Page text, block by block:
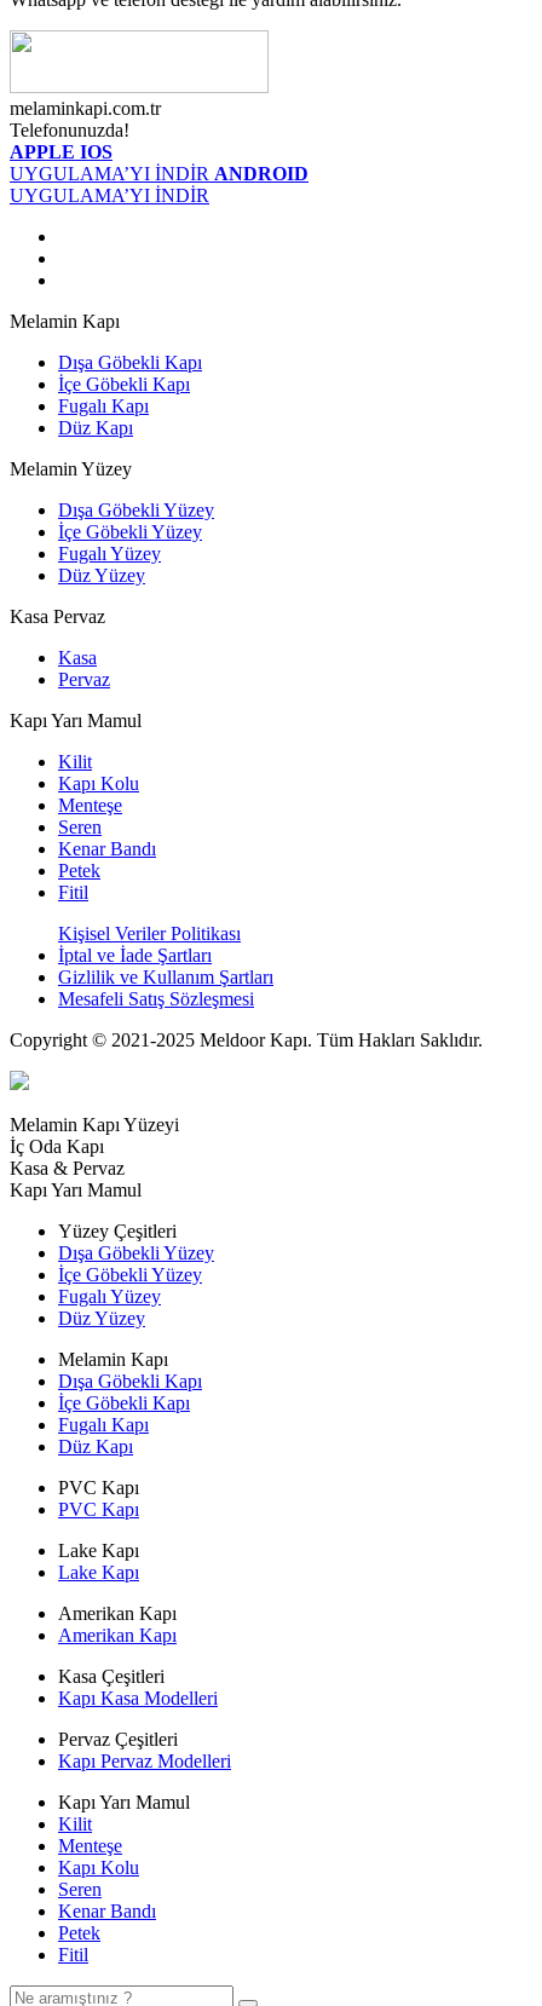
melaminkapi.com.tr
Telefonunuzda!
APPLE IOS
UYGULAMA’YI İNDİR ANDROID
UYGULAMA’YI İNDİR
Melamin Kapı
Dışa Göbekli Kapı
İçe Göbekli Kapı
Fugalı Kapı
Düz Kapı
Melamin Yüzey
Dışa Göbekli Yüzey
İçe Göbekli Yüzey
Fugalı Yüzey
Düz Yüzey
Kasa Pervaz
Kasa
Pervaz
Kapı Yarı Mamul
Kilit
Kapı Kolu
Menteşe
Seren
Kenar Bandı
Petek
Fitil
Kişisel Veriler Politikası
İptal ve İade Şartları
Gizlilik ve Kullanım Şartları
Mesafeli Satış Sözleşmesi
Copyright © 2021-2025 Meldoor Kapı. Tüm Hakları Saklıdır.
Melamin Kapı Yüzeyi
İç Oda Kapı
Kasa & Pervaz
Kapı Yarı Mamul
Yüzey Çeşitleri
Dışa Göbekli Yüzey
İçe Göbekli Yüzey
Fugalı Yüzey
Düz Yüzey
Melamin Kapı
Dışa Göbekli Kapı
İçe Göbekli Kapı
Fugalı Kapı
Düz Kapı
PVC Kapı
PVC Kapı
Lake Kapı
Lake Kapı
Amerikan Kapı
Amerikan Kapı
Kasa Çeşitleri
Kapı Kasa Modelleri
Pervaz Çeşitleri
Kapı Pervaz Modelleri
Kapı Yarı Mamul
Kilit
Menteşe
Kapı Kolu
Seren
Kenar Bandı
Petek
Fitil